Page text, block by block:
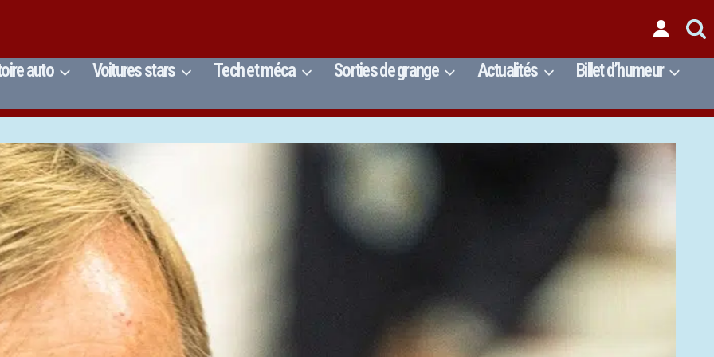
auto Voitures stars Tech et méca Sorties de grange Actualités
Billet d’humeur